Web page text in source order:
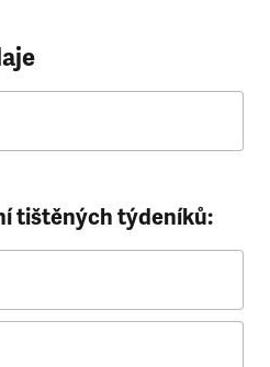
tištěných týdeníků: